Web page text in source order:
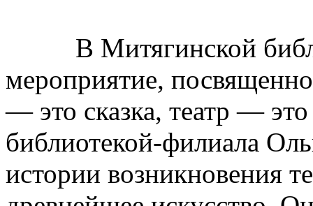
В Митягинской
мероприятие,
— это сказка, театр —
библиотекой-филиала
истории возникновения